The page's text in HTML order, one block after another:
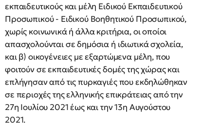
εκπαιδευτικούς και μέλη Ειδικού Εκπαιδευτικού
Προσωπικού - Ειδικού Βοηθητικού Προσωπικού,
χωρίς κοινωνικά ή άλλα κριτήρια, οι οποίοι
απασχολούνται σε δημόσια ή ιδιωτικά σχολεία,
και β) οικογένειες με εξαρτώμενα μέλη, που
φοιτούν σε εκπαιδευτικές δομές της χώρας και
επλήγησαν από τις πυρκαγιές που εκδηλώθηκαν
σε περιοχές της ελληνικής επικράτειας από την
27η Ιουλίου 2021 έως και την 13η Αυγούστου
2021.